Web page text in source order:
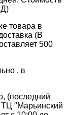
товара в
(В
500
, в
(последний
ТЦ "Марьинский